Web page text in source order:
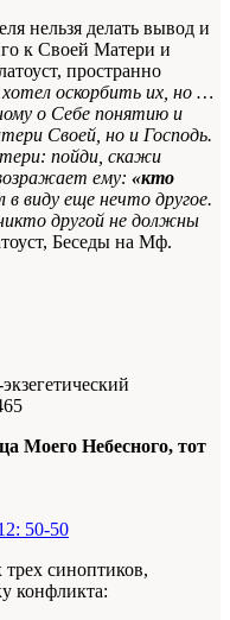
нельзя делать вывод и
к Своей Матери и
пространно
оскорбить их, но …
о Себе понятию и
Своей, но и Господь.
пойди, скажи
ему: «кто
виду еще нечто другое.
другой не должны
Беседы на Мф.
Моего Небесного, тот
50-50
синоптиков,
конфликта: